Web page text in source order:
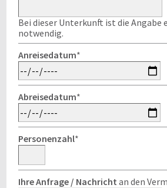
Bei dieser Unterkunft ist die Angabe
notwendig.
Anreisedatum*
Abreisedatum*
Personenzahl*
Ihre Anfrage / Nachricht an den